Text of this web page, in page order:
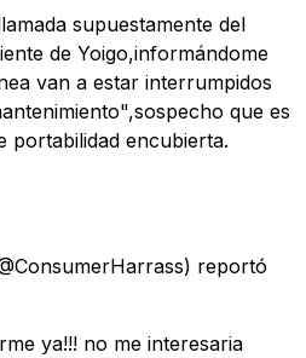
supuestamente del
de Yoigo,informándome
van a estar interrumpidos
que es
portabilidad encubierta.
reportó
ya!!! no me interesaria